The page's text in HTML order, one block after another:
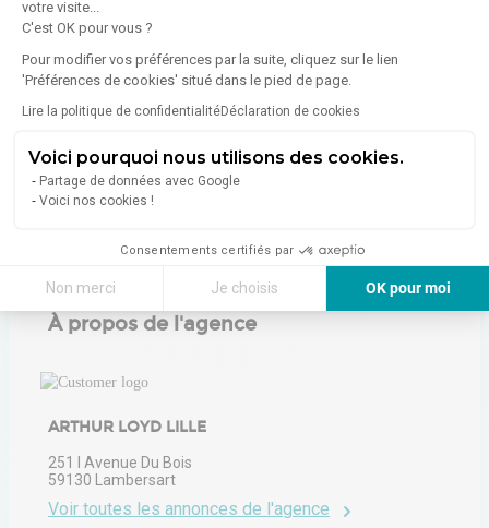
votre visite...
C'est OK pour vous ?
Pour modifier vos préférences par la suite, cliquez sur le lien
'Préférences de cookies' situé dans le pied de page.
Lire la politique de confidentialitéDéclaration de cookies
Voici pourquoi nous utilisons des cookies.
Partage de données avec Google
Voici nos cookies !
Consentements certifiés par
Non merci Je choisis
OK pour moi
Axeptio consent
Plateforme de Gestion du Consentement : Personnalisez vos Options
Consommation (énergie primaire) :Non communiqué
Indice d'émission de gaz à effet de serre (GES)
Émissions :Non communiqué
En savoir plus sur le bien
À propos de l'agence
ARTHUR LOYD LILLE
251 I Avenue Du Bois
59130
Lambersart
Voir toutes les annonces de l'agence